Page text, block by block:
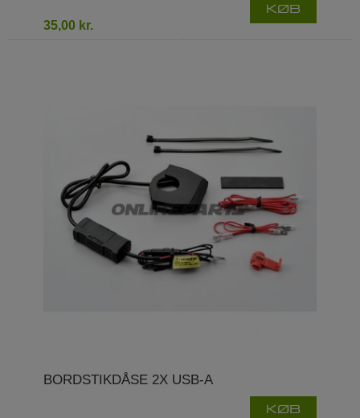
35,00 kr.
KØB
BORDSTIKDÅSE 2X USB-A
KØB